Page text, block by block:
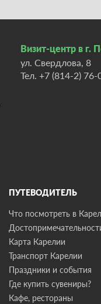
Визит-центр в г.
ул. Свердлова, 8
Тел. +7 (814-2) 76-
ПУТЕВОДИТЕЛЬ
Что посмотреть в
Карта Карелии
Транспорт Карелии
Праздники и события
Где купить сувениры?
Кафе, рестораны